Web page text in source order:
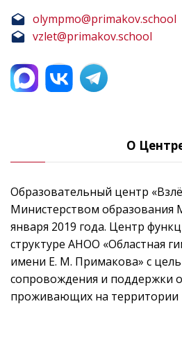
olympmo@primakov.school
vzlet@primakov.school
О
Образовательный центр
Министерством образования
января 2019 года. Центр
структуре АНОО «Областная
имени Е. М. Примакова» с
сопровождения и поддержки
проживающих на территории